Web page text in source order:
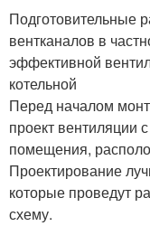
Подготовительные
вентканалов в
эффективной
котельной
Перед началом
проект вентиляции
помещения,
Проектирование
которые проведут
схему.